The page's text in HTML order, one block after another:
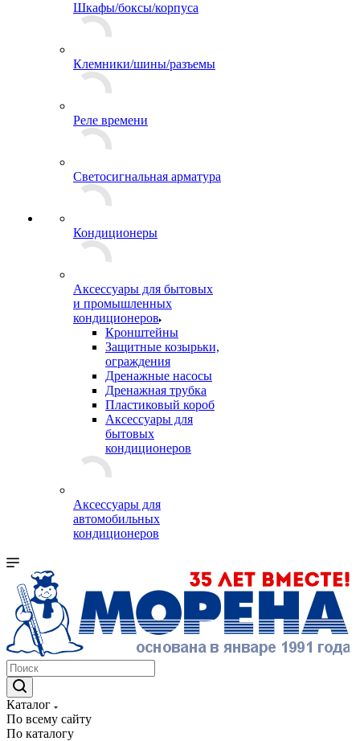
Шкафы/боксы/корпуса
Клемники/шины/разъемы
Реле времени
Светосигнальная арматура
Кондиционеры
Аксессуары для бытовых
и промышленных
кондиционеров
Кронштейны
Защитные козырьки,
ограждения
Дренажные насосы
Дренажная трубка
Пластиковый короб
Аксессуары для
бытовых
кондиционеров
Аксессуары для
автомобильных
кондиционеров
Каталог
По всему сайту
По каталогу